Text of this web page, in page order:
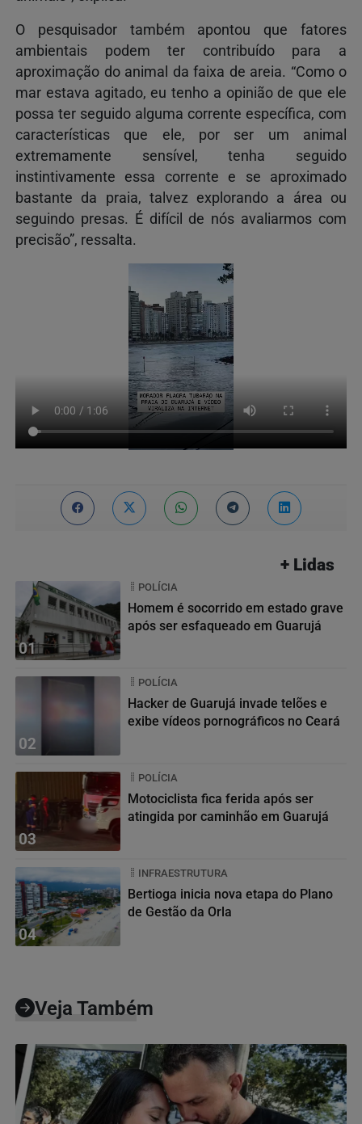
O pesquisador também apontou que fatores
ambientais podem ter contribuído para a
aproximação do animal da faixa de areia. “Como o
mar estava agitado, eu tenho a opinião de que ele
possa ter seguido alguma corrente específica, com
características que ele, por ser um animal
extremamente sensível, tenha seguido
instintivamente essa corrente e se aproximado
bastante da praia, talvez explorando a área ou
seguindo presas. É difícil de nós avaliarmos com
precisão”, ressalta.
+ Lidas
01
POLÍCIA
Homem é socorrido em estado grave
após ser esfaqueado em Guarujá
02
POLÍCIA
Hacker de Guarujá invade telões e
exibe vídeos pornográficos no Ceará
03
POLÍCIA
Motociclista fica ferida após ser
atingida por caminhão em Guarujá
04
INFRAESTRUTURA
Bertioga inicia nova etapa do Plano
de Gestão da Orla
Veja Também